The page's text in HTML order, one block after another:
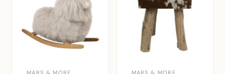
MARS & MORE MARS & MORE